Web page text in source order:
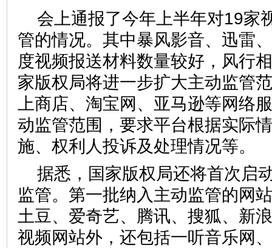
会上通报了今年上半年对19家
管的情况。其中暴风影音、迅雷
度视频报送材料数量较好，风行
家版权局将进一步扩大主动监管
上商店、淘宝网、亚马逊等网络
动监管范围，要求平台根据实际
施、权利人投诉及处理情况
据悉，国家版权局还将首次启
监管。第一批纳入主动监管的网
土豆、爱奇艺、腾讯、搜狐、新
视频网站外，还包括一听音乐网